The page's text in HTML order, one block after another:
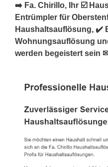
➡️ Fa. Chirillo, Ihr ☑️
Entrümpler für
Haushaltsauflösung, ✔️
Wohnungsauflösung
werden begeistert sein